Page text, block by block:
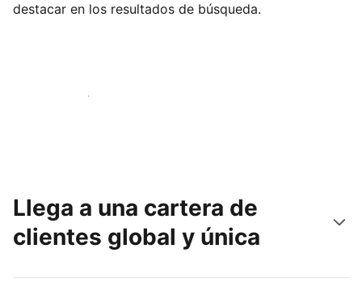
destacar en los resultados de búsqueda.
Empieza hoy mismo
Llega a una cartera de
clientes global y única